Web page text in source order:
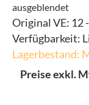
ausgeblendet
Original VE: 12
Verfügbarkeit:
Lagerbestand:
Preise exkl.